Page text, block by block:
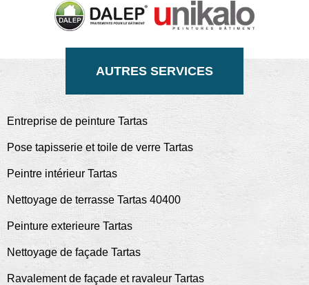
AUTRES SERVICES
Entreprise de peinture Tartas
Pose tapisserie et toile de verre Tartas
Peintre intérieur Tartas
Nettoyage de terrasse Tartas 40400
Peinture exterieure Tartas
Nettoyage de façade Tartas
Ravalement de façade et ravaleur Tartas